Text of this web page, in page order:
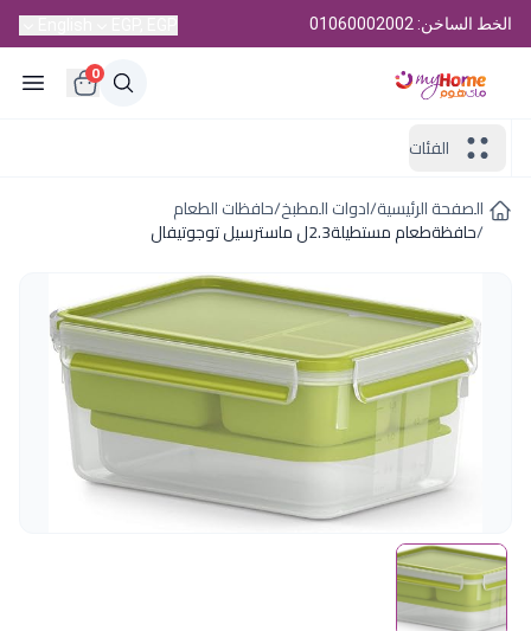
الخط الساخن: 01060002002
0
الفئات
الصفحة الرئيسية/ادوات المطبخ/حافظات الطعام
/حافظةطعام مستطيلة2.3ل ماسترسيل توجوتيفال